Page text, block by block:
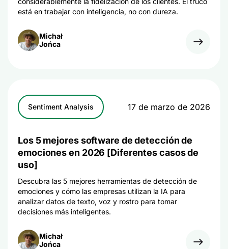
está en trabajar con inteligencia, no con dureza.
Michał
Jońca
Sentiment Analysis 17 de marzo de 2026
Los 5 mejores software de detección de
emociones en 2026 [Diferentes casos de
uso]
Descubra las 5 mejores herramientas de detección de
emociones y cómo las empresas utilizan la IA para
analizar datos de texto, voz y rostro para tomar
decisiones más inteligentes.
Michał
Jońca